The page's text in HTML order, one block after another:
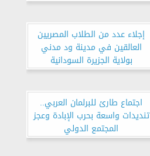
إجلاء عدد من الطلاب المصريين
العالقين في مدينة ود مدني
بولاية الجزيرة السودانية
اجتماع طارئ للبرلمان العربي..
تنديدات واسعة بحرب الإبادة وعجز
المجتمع الدولي